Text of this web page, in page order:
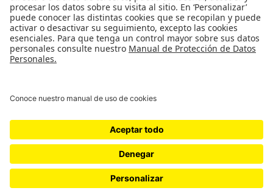
Guillermo Jiménez Estévez
Industrial
María Catalina Rodríguez
Juan Pablo Casas Rodríguez
Química y de Alimentos
Diego Pradilla
Sistemas y Computación